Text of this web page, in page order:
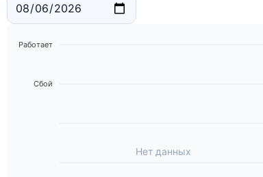
Нет данных
Работает
Сбой